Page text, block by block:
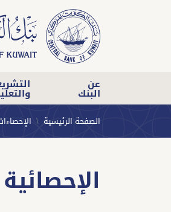
عن
البنك
الصفحة الرئيسية